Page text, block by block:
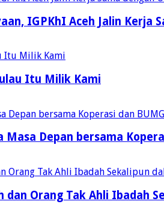
IGPKhI Aceh Jalin Kerja
Itu Milik Kami
Masa Depan bersama
dan Orang Tak Ahli Ibadah